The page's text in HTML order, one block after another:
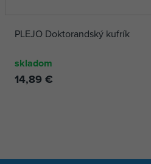
PLEJO Doktorandský kufrík
skladom
14,89 €